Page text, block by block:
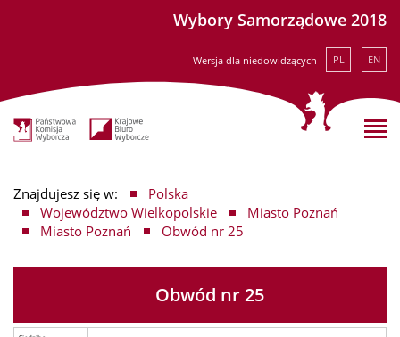
Wybory Samorządowe 2018
Wersja dla niedowidzących PL EN
Znajdujesz się w:
Polska
Województwo Wielkopolskie
Miasto Poznań
Miasto Poznań
Obwód nr 25
Obwód nr 25